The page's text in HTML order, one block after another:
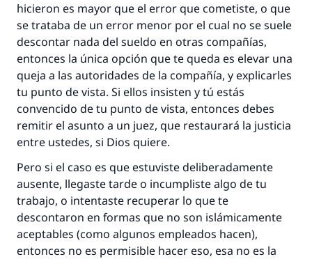
hicieron es mayor que el error que cometiste, o que
se trataba de un error menor por el cual no se suele
descontar nada del sueldo en otras compañías,
entonces la única opción que te queda es elevar una
queja a las autoridades de la compañía, y explicarles
tu punto de vista. Si ellos insisten y tú estás
convencido de tu punto de vista, entonces debes
remitir el asunto a un juez, que restaurará la justicia
entre ustedes, si Dios quiere.
Pero si el caso es que estuviste deliberadamente
ausente, llegaste tarde o incumpliste algo de tu
trabajo, o intentaste recuperar lo que te
descontaron en formas que no son islámicamente
aceptables (como algunos empleados hacen),
entonces no es permisible hacer eso, esa no es la